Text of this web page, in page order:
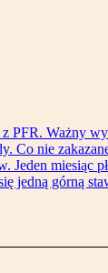
PFR. Ważny
Co nie
Jeden miesiąc
jedną górną